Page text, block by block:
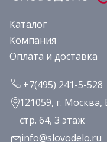
Каталог
Компания
Оплата и доставка
+7(495) 241-5-528
121059, г.
стр. 64, 3 этаж
info@slovodelo.ru